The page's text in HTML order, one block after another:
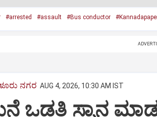
#arrested #assault #Bus conductor
ನಗರ AUG 4, 2026, 10:30 AM IST
ಒಡತಿ ಸ್ನಾನ